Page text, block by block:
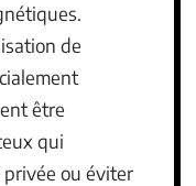
de
être
qui
ou éviter